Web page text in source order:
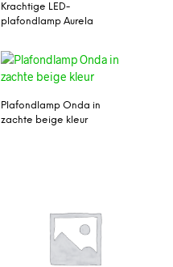
Krachtige LED-
plafondlamp Aurela
Plafondlamp Onda in
zachte beige kleur